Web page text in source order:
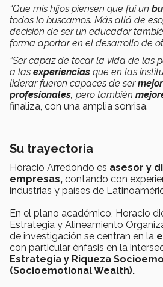
“Que mis hijos piensen que fui un
todos lo buscamos. Más allá de
decisión de ser un educador
forma aportar en el desarrollo de
“Ser capaz de tocar la vida de las
a las experiencias que en las
liderar fueron capaces de ser
profesionales, pero también
finaliza, con una amplia sonrisa.
Su trayectoria
Horacio Arredondo es asesor y
empresas, contando con
industrias y países de
En el plano académico, Horacio
Estrategia y Alineamiento
de investigación se centran en la
con particular énfasis en la
Estrategia y Riqueza
(Socioemotional Wealth).